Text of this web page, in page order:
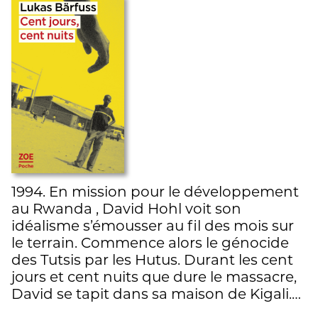
1994. En mission pour le développement
au Rwanda , David Hohl voit son
idéalisme s’émousser au fil des mois sur
le terrain. Commence alors le génocide
des Tutsis par les Hutus. Durant les cent
jours et cent nuits que dure le massacre,
David se tapit dans sa maison de Kigali.…